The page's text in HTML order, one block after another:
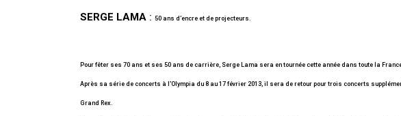
SERGE LAMA : 50 ans d’encre et de projecteurs.
Pour fêter ses 70 ans et ses 50 ans de carrière, Serge Lama sera en tournée cette année dans toute la
Après sa série de concerts à l’Olympia du 8 au 17 février 2013, il sera de retour pour trois concerts
Grand Rex.